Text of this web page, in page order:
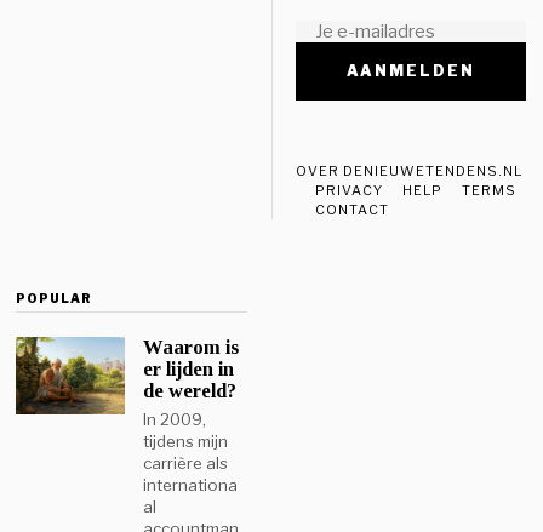
OVER DENIEUWETENDENS.NL
PRIVACY
HELP
TERMS
CONTACT
POPULAR
Waarom is
er lijden in
de wereld?
In 2009,
tijdens mijn
carrière als
internationa
al
accountman